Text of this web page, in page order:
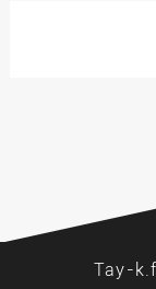
Tay-